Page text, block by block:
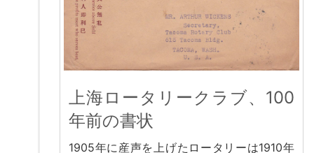
上海ロータリークラブ、100
年前の書状
1905年に産声を上げたロータリーは1910年